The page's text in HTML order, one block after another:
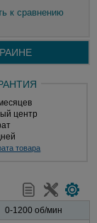
к сравнению
центр
товара
0-1200 об/мин